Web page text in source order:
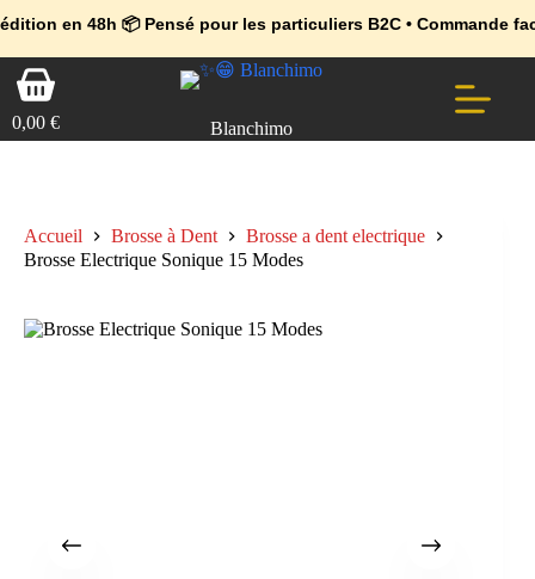
📦 Pensé pour les particuliers B2C • Commande facile et
🔥 Déjà adopté par les pros 👉 Passez en Espace Pro B2B 📦
💼 Offres réservées aux professionnels 🚀 Rejoignez l’Espace Pro
PasserPanier
d’achat
0,00 € Blanchimo
Accueil Brosse à Dent
Brosse a dent electrique
Brosse Electrique Sonique 15 Modes